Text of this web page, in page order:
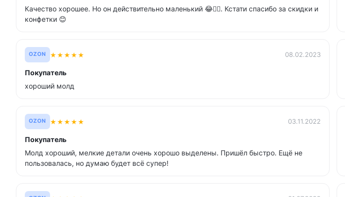
Качество хорошее. Но он действительно маленький 😂🤷‍♂️. Кстати спасибо за скидки и
конфетки 😊
OZON ★★★★★ 08.02.2023
Покупатель
хороший молд
OZON ★★★★★ 03.11.2022
Покупатель
Молд хороший, мелкие детали очень хорошо выделены. Пришёл быстро. Ещё не
пользовалась, но думаю будет всё супер!